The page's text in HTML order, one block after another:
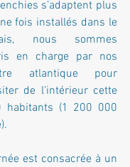
s’adaptent plus
fois installés dans le
nous sommes
en charge par nos
atlantique pour
de l'intérieur cette
habitants (1 200 000
est consacrée à un